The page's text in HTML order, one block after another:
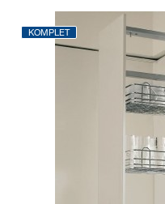
KOMPLET